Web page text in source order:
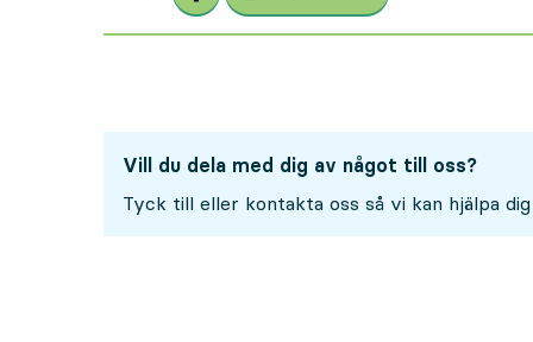
Vill du dela med dig av något till oss?
Tyck till eller kontakta oss så vi kan hjälpa